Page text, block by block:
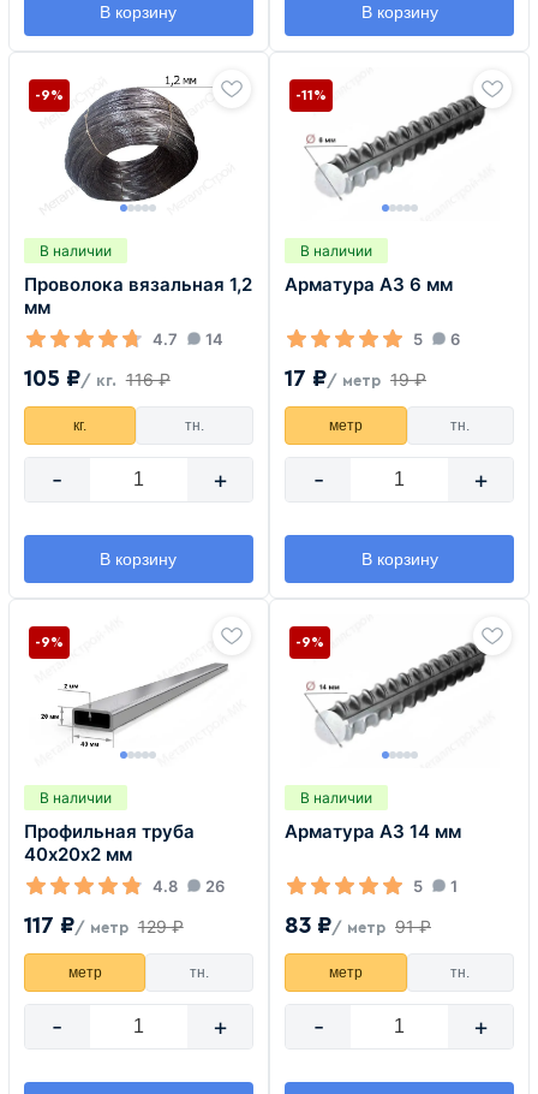
В корзину В корзину
В наличии
Проволока вязальная 1,2
мм
4.7 14
105 ₽/ кг. 116 ₽
-9%
кг. тн.
- +
В корзину
В наличии
Арматура А3 6 мм
5 6
17 ₽/ метр 19 ₽
-11%
метр тн.
- +
В корзину
В наличии
Профильная труба
40х20х2 мм
4.8 26
117 ₽/ метр 129 ₽
-9%
метр тн.
- +
В наличии
Арматура А3 14 мм
5 1
83 ₽/ метр 91 ₽
-9%
метр тн.
- +